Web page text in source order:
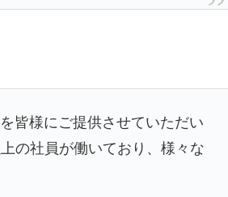
皆様にご提供させていただい
の社員が働いており、様々な